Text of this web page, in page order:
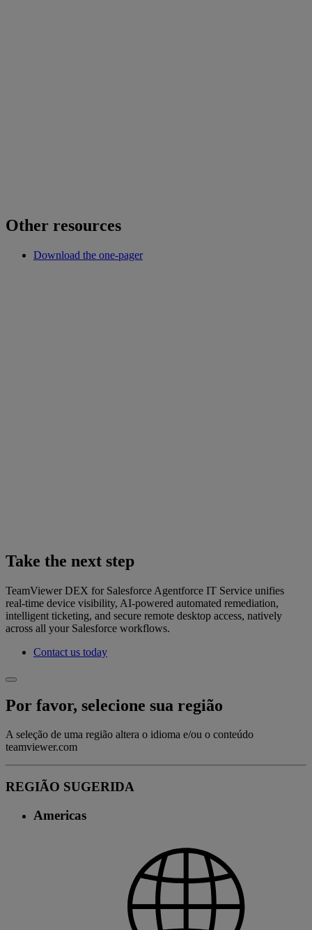
Other resources
Download the one-pager
Take the next step
TeamViewer DEX for Salesforce Agentforce IT Service unifies
real‑time device visibility, AI-powered automated remediation,
intelligent ticketing, and secure remote desktop access, natively
across all your Salesforce workflows.
Contact us today
Por favor, selecione sua região
A seleção de uma região altera o idioma e/ou o conteúdo
teamviewer.com
REGIÃO SUGERIDA
Americas